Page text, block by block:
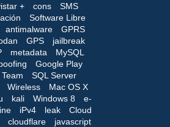
+ cons
SMS
Software Libre
antimalware
GPRS
GPS
jailbreak
metadata
MySQL
Google Play
SQL Server
Wireless
Mac OS X
kali Windows 8
e-
iPv4 leak
Cloud
cloudflare
javascript